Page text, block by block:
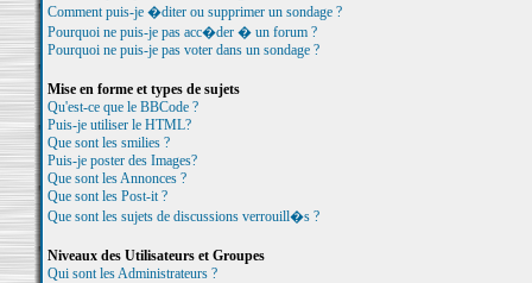
Comment puis-je �diter ou supprimer un sondage ?
Pourquoi ne puis-je pas acc�der � un forum ?
Pourquoi ne puis-je pas voter dans un sondage ?
Mise en forme et types de sujets
Qu'est-ce que le BBCode ?
Puis-je utiliser le HTML?
Que sont les smilies ?
Puis-je poster des Images?
Que sont les Annonces ?
Que sont les Post-it ?
Que sont les sujets de discussions verrouill�s ?
Niveaux des Utilisateurs et Groupes
Qui sont les Administrateurs ?